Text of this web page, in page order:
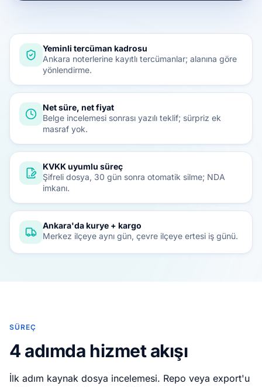
Yeminli tercüman kadrosu
Ankara noterlerine kayıtlı tercümanlar; alanına göre
yönlendirme.
Net süre, net fiyat
Belge incelemesi sonrası yazılı teklif; sürpriz ek
masraf yok.
KVKK uyumlu süreç
Şifreli dosya, 30 gün sonra otomatik silme; NDA
imkanı.
Ankara'da kurye + kargo
Merkez ilçeye aynı gün, çevre ilçeye ertesi iş günü.
SÜREÇ
4 adımda hizmet akışı
İlk adım kaynak dosya incelemesi. Repo veya export'u